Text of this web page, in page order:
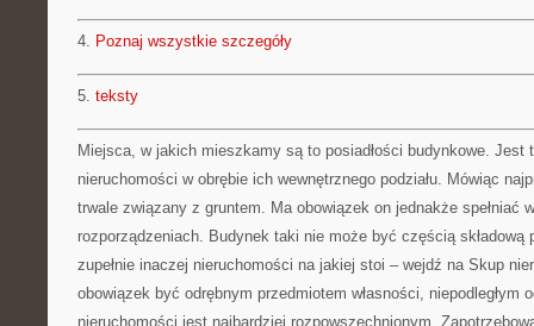
4. Poznaj wszystkie szczegóły
5. teksty
Miejsca, w jakich mieszkamy są to posiadłości budynkowe. Jest
nieruchomości w obrębie ich wewnętrznego podziału. Mówiąc
trwale związany z gruntem. Ma obowiązek on jednakże spełniać
rozporządzeniach. Budynek taki nie może być częścią składową
zupełnie inaczej nieruchomości na jakiej stoi – wejdź na Skup
obowiązek być odrębnym przedmiotem własności, niepodległym
nieruchomości jest najbardziej rozpowszechnionym.